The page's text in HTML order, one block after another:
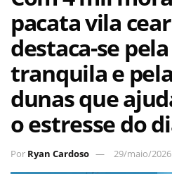
pacata vila
destaca-se
tranquila e
dunas que
o estresse do
Por Ryan Cardoso 29/maio/2026